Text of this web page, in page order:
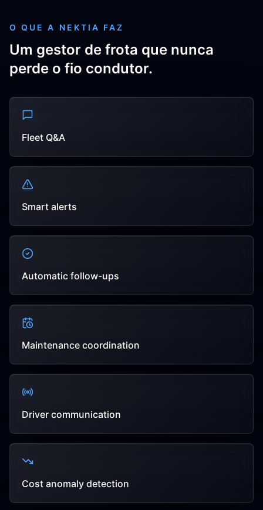
O QUE A NEKTIA FAZ
Um gestor de frota que nunca
perde o fio condutor.
Fleet Q&A
Smart alerts
Automatic follow-ups
Maintenance coordination
Driver communication
Cost anomaly detection